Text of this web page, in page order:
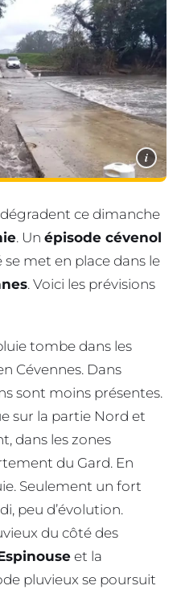
i
ce dimanche
. Un épisode cévenol
met en place dans le
. Voici les prévisions
tombe dans les
Cévennes. Dans
sont moins présentes.
sur la partie Nord et
dans les zones
du Gard. En
Seulement un fort
peu d’évolution.
du côté des
et la
pluvieux se poursuit